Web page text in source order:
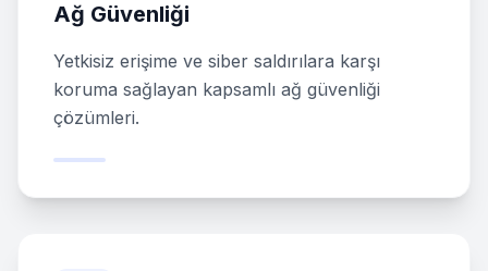
Ağ Güvenliği
Yetkisiz erişime ve siber saldırılara karşı
koruma sağlayan kapsamlı ağ güvenliği
çözümleri.